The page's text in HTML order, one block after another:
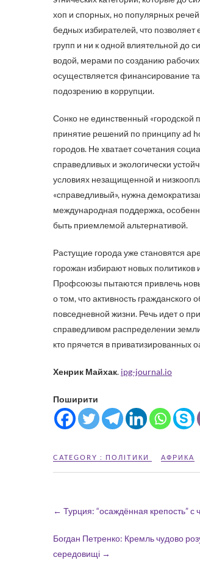
хоп и спорных, но популярных
бедных избирателей, что
групп и ни к одной влиятельной до
водой, мерами по созданию
осуществляется финансирование
подозрению в коррупции.
Сонко не единственный «городской
принятие решений по принципу ad
городов. Не хватает сочетания
справедливых и экологически
условиях незащищенной и
«справедливый», нужна
международная поддержка,
быть приемлемой альтернативой.
Растущие города уже становятся
горожан избирают новых
Профсоюзы пытаются привлечь
о том, что активность
повседневной жизни. Речь идет о
справедливом распределении
кто прячется в приватизированных
Хенрик Майхак. ipg-journal.io
Поширити
CATEGORY : ПОЛІТИКИ АФРИКА
← Турция: “осаждённая крепость”
Богдан Петренко: Кремль чудово
середовищі →